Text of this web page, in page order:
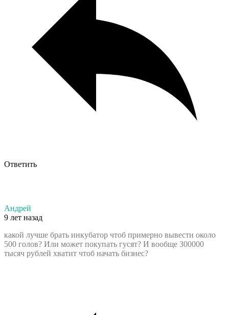
Ответить
Андрей
9 лет назад
какой лучше брать инкубатор чтоб примерно вывести около
500 голов? Или может покупать гусят? И вообще 300000
тысяч рублей хватит чтоб начать бизнес?